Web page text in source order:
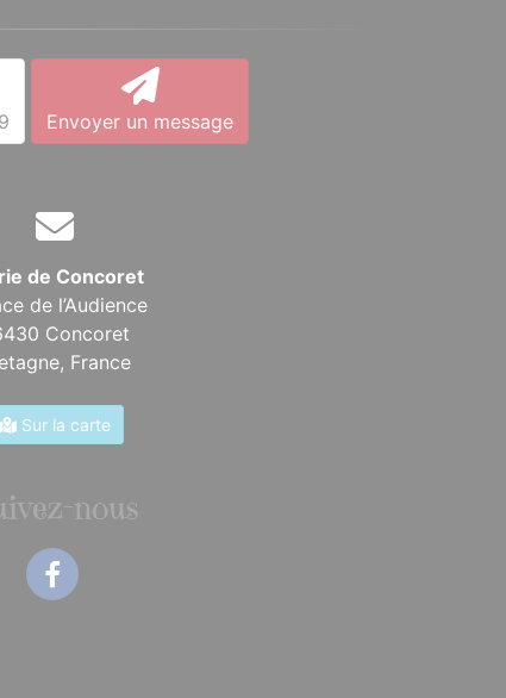
Envoyer un message
de Concoret
de l’Audience
Concoret
France
Sur la carte
nous